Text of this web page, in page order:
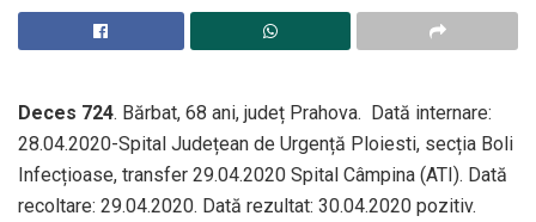
Deces 724. Bărbat, 68 ani, județ Prahova. Dată internare:
28.04.2020-Spital Județean de Urgență Ploiesti, secția Boli
Infecțioase, transfer 29.04.2020 Spital Câmpina (ATI). Dată
recoltare: 29.04.2020. Dată rezultat: 30.04.2020 pozitiv.